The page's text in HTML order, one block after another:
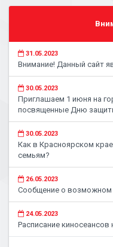
31.05.2023
Внимание! Данный сайт
30.05.2023
Приглашаем 1 июня на
посвященные Дню
30.05.2023
Как в Красноярском
семьям?
26.05.2023
Сообщение о возможном
24.05.2023
Расписание киносеансов